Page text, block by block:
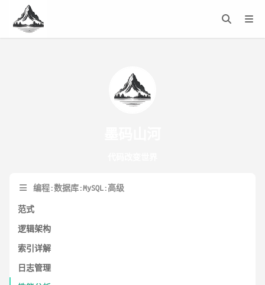
编程:数据库:MySQL:高级
范式
逻辑架构
索引详解
日志管理